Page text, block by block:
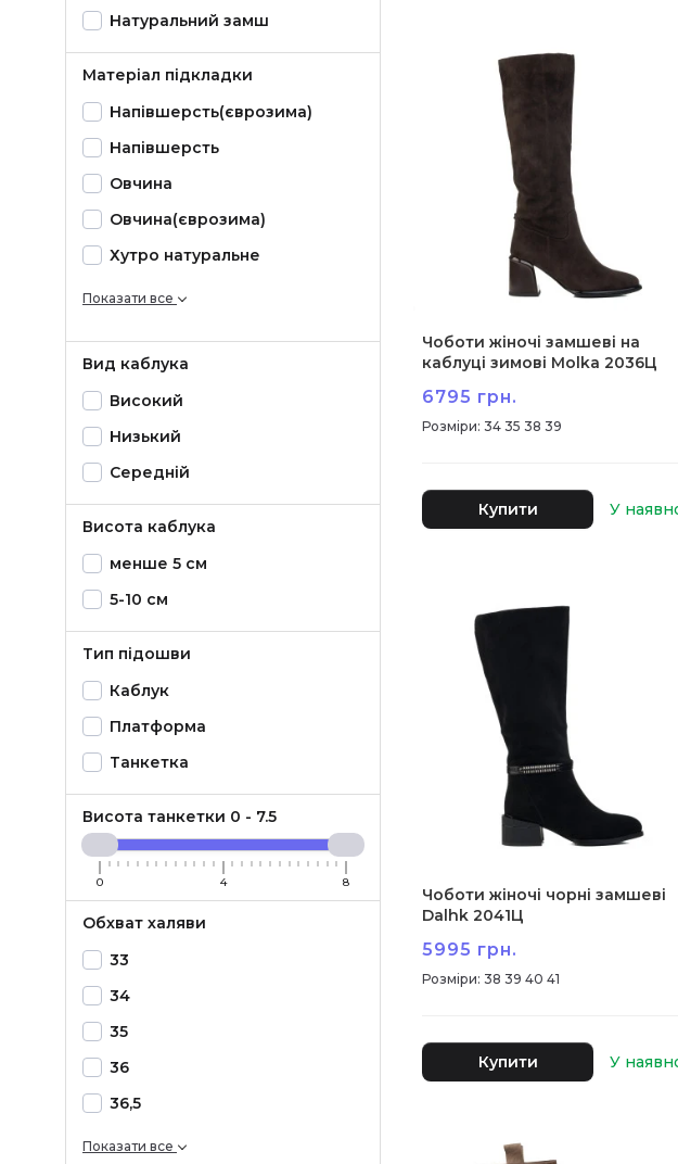
Натуральний замш
Матеріал підкладки
Напiвшерсть(єврозима)
Напівшерсть
Овчина
Овчина(єврозима)
Хутро натуральне
Показати все
Вид каблука
Високий
Низький
Середній
Висота каблука
менше 5 см
5-10 см
Тип підошви
Каблук
Платформа
Танкетка
Висота танкетки 0 - 7.5
0 4 8
Обхват халяви
33
34
35
36
36,5
Показати все
Чоботи жіночі замшеві на
каблуці зимові Molka 2036Ц
6795 грн.
: 34 35 38 39
Купити
Чоботи жіночі чорні замшеві
Dalhk 2041Ц
5995 грн.
: 38 39 40 41
Купити